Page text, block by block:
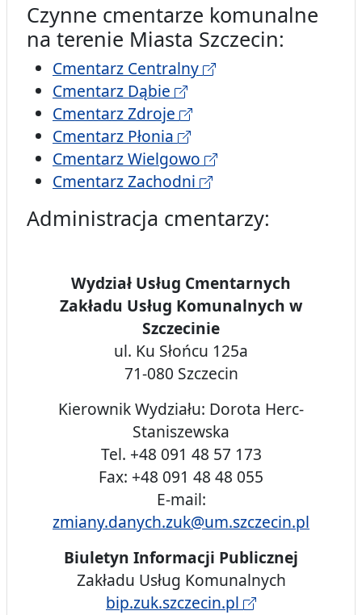
Czynne cmentarze komunalne
na terenie Miasta Szczecin:
Cmentarz Centralny
Cmentarz Dąbie
Cmentarz Zdroje
Cmentarz Płonia
Cmentarz Wielgowo
Cmentarz Zachodni
Administracja cmentarzy:
Wydział Usług Cmentarnych
Zakładu Usług Komunalnych w
Szczecinie
ul. Ku Słońcu 125a
71-080 Szczecin
Kierownik Wydziału: Dorota Herc-
Staniszewska
Tel. +48 091 48 57 173
Fax: +48 091 48 48 055
E-mail:
zmiany.danych.zuk@um.szczecin.pl
Biuletyn Informacji Publicznej
Zakładu Usług Komunalnych
bip.zuk.szczecin.pl